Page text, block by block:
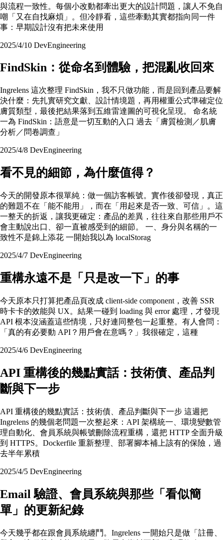
與流程一致性。每個小改動都牽出更大的設計問題，讓人不免自
嘲「又在自找麻煩」。但冷靜看，這些牽動其實都指向同一件
事：早期設計沒有把未來使用
2025/4/10 DevEngineering
FindSkin：從命名到體驗，把混亂收回來
Ingrelens 這次整理 FindSkin，我不只做功能，而是回到產品要解
決什麼：先扎實研究文獻、設計情境題，再用權重公式準確定位
膚質類型，最後把結果落到五維雷達圖的可視化呈現。 命名統
一為 FindSkin：語意是一切互動的入口 過去「膚質檢測／肌膚
分析／問卷調查」
2025/4/8 DevEngineering
看不見的細節，為什麼值得？
今天的開發原本很單純：做一個訪客帳號。實作後卻發現，真正
的難題不在「能不能用」，而在「用起來是否一致、可信」。這
一整天的折返，讓我更確定：產品的差異，往往來自那些用戶不
會主動說出口、卻一直被感受到的細節。 一、身分與名稱的一
致性不是錦上添花 一開始我以為 localStorag
2025/4/7 DevEngineering
重構永遠不是「只是改一下」的事
今天原本只打算把產品頁改成 client-side component，改善 SSR
時卡卡的效能與 UX。結果一碰到 loading 與 error 處理，才發現
API 根本沒涵蓋這些情境，只好連同整包一起重整。有人會問：
「真的有必要動 API？用戶會在意嗎？」我很確定，這種
2025/4/6 DevEngineering
API 重構後的幾點實話：技術債、產品判
斷與下一步
API 重構後的幾點實話：技術債、產品判斷與下一步 這週把
Ingrelens 的幾個老問題一次整起來：API 架構統一、環境變數管
理自動化、會員系統與帳號刪除流程重構，還把 HTTP 全面升級
到 HTTPS。Dockerfile 重新整理、部署腳本補上該有的保險，過
去半年累積
2025/4/5 DevEngineering
Email 驗證、會員系統與那些「看似簡
單」的更新紀錄
今天幾乎都在跟會員系統纏鬥。Ingrelens 一開始只是做「註冊、